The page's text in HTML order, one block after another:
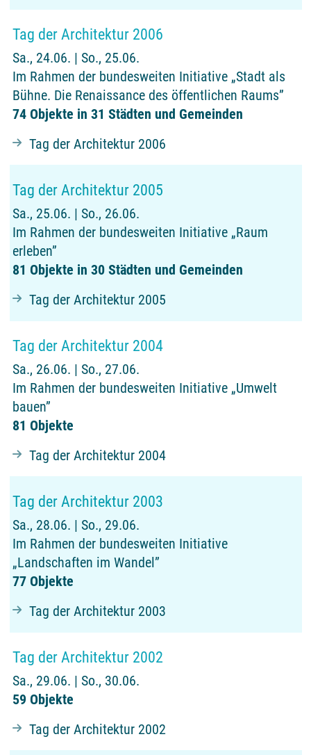
Tag der Architektur 2006
Sa., 24.06. | So., 25.06.
Im Rahmen der bundesweiten Initiative „Stadt als
Bühne. Die Renaissance des öffentlichen Raums”
74 Objekte in 31 Städten und Gemeinden
Tag der Architektur 2006
Tag der Architektur 2005
Sa., 25.06. | So., 26.06.
Im Rahmen der bundesweiten Initiative „Raum
erleben”
81 Objekte in 30 Städten und Gemeinden
Tag der Architektur 2005
Tag der Architektur 2004
Sa., 26.06. | So., 27.06.
Im Rahmen der bundesweiten Initiative „Umwelt
bauen”
81 Objekte
Tag der Architektur 2004
Tag der Architektur 2003
Sa., 28.06. | So., 29.06.
Im Rahmen der bundesweiten Initiative
„Landschaften im Wandel”
77 Objekte
Tag der Architektur 2003
Tag der Architektur 2002
Sa., 29.06. | So., 30.06.
59 Objekte
Tag der Architektur 2002